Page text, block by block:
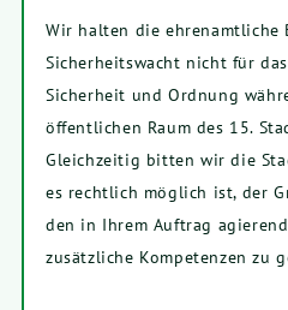
Wir halten die ehrenamtliche
Sicherheitswacht nicht für
Sicherheit und Ordnung
öffentlichen Raum des 15.
Gleichzeitig bitten wir die
es rechtlich möglich ist, der
den in Ihrem Auftrag
zusätzliche Kompetenzen zu